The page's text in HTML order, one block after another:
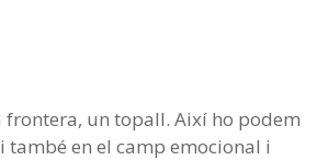
un topall. Així ho podem
en el camp emocional i